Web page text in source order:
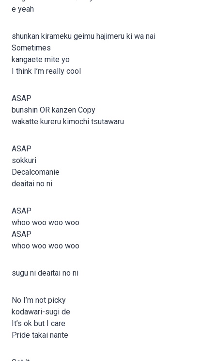
e yeah
shunkan kirameku geimu hajimeru ki wa nai
Sometimes
kangaete mite yo
I think I’m really cool
ASAP
bunshin OR kanzen Copy
wakatte kureru kimochi tsutawaru
ASAP
sokkuri
Decalcomanie
deaitai no ni
ASAP
whoo woo woo woo
ASAP
whoo woo woo woo
sugu ni deaitai no ni
No I’m not picky
kodawari-sugi de
It’s ok but I care
Pride takai nante